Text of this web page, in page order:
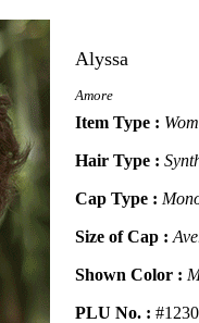
Alyssa
Amore
Item Type :
Hair Type :
Cap Type :
Size of Cap :
Shown Color :
PLU No. :